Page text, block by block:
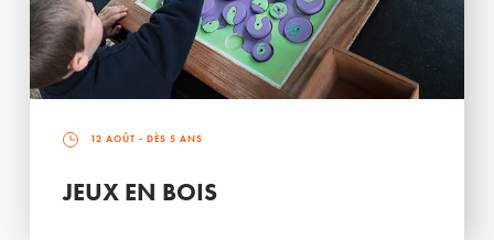
12 AOÛT - DÈS 5 ANS
JEUX EN BOIS